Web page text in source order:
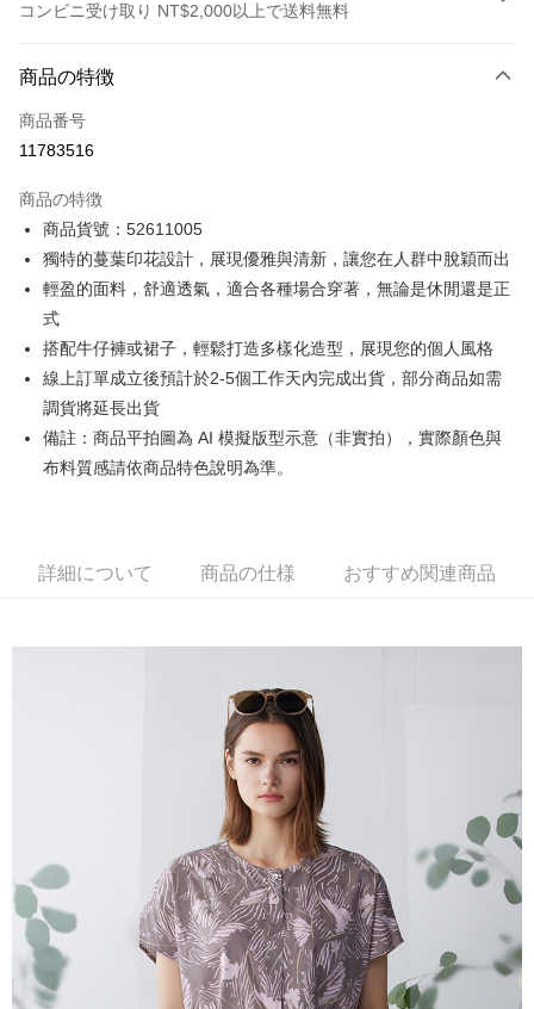
コンビニ受け取り NT$2,000以上で送料無料
クレジットカード1回払い
クレジットカード分割払い
合作金庫商業銀行
華南商業銀行
上海商業儲蓄銀行
台北富邦商業銀行
国泰世華商業銀行
兆豐國際商業銀行
台湾中小企業銀行
聯邦商業銀行
遠東国際商業銀行
元大商業銀行
永豐商業銀行
玉山商業銀行
台新國際商業銀行
中国信託商業銀行
台湾楽天クレジットカード会社
6回払い、金利0、毎回
合作金庫商業銀行
華南商業銀行
彰化商業銀行
上海商業儲蓄銀行
台北富邦商業銀行
国泰世華商業銀行
台湾中小企業銀行
台中商業銀行
HSBC(台湾)商業銀行
華泰商業銀行
元大商業銀行
玉山商業銀行
星展(台湾)商業銀行
台新國際商業銀行
12回払い、金利0、毎回
合作金庫商業銀行
第一商業銀行
上海商業儲蓄銀行
国泰世華商業銀行
兆豐國際商業銀行
台湾中小企業銀行
台中商業銀行
HSBC(台湾)商業銀行
聯邦商業銀行
遠東国際商業銀行
玉山商業銀行
コンビニ店頭代金引換
LINE Pay
Apple Pay
JKOPAY
Easy Wallet
一、 AFTEE代金後払いについて
2.SMSで認証してお支払い手続を進めてください。
3.注文するときのお支払いは不要です。商品はご指定の住所に配送されま
4.ご注文が完了すると、携帯に支払い通知のSMSが届きます。アプリ会員
の場合は、AFTEE アプリプッシュ通知が届きます。
5.商品受け取り時のお支払いは不要です。商品を確かめてから、SMSまた
はアプリの通知に従って、4大コンビニ、またはATM/オンラインバンキン
グでお支払いください。
代金納付期限は最短で 14 日以内ですので、ご注意ください。AFTEE アプ
リをダウンロードして AFTEE 会員になるとお支払い期限を最長 45 日以内
まで延長できます。
お支払期限は、ショップが請求した期日と、AFTEEで延長できる日数をも
配送毎にNT$100、NT$2,000以上で送料無料
付款後全家超商取貨
配送毎にNT$100、NT$2,000以上で送料無料
7-11超商取貨付款
配送毎にNT$100、NT$2,000以上で送料無料
商品の特徴
商品番号
11783516
商品の特徴
商品貨號：52611005
獨特的蔓葉印花設計，展現優雅與清新，讓您在人群中脫穎而出
輕盈的面料，舒適透氣，適合各種場合穿著，無論是休閒還是正
式
搭配牛仔褲或裙子，輕鬆打造多樣化造型，展現您的個人風格
線上訂單成立後預計於2-5個工作天內完成出貨，部分商品如需
調貨將延長出貨
備註：商品平拍圖為 AI 模擬版型示意（非實拍），實際顏色與
布料質感請依商品特色說明為準。
詳細について 商品の仕様 おすすめ関連商品